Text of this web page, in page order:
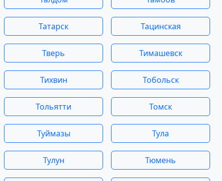
Татарск Тацинская
Тверь Тимашевск
Тихвин Тобольск
Тольятти Томск
Туймазы Тула
Тулун Тюмень